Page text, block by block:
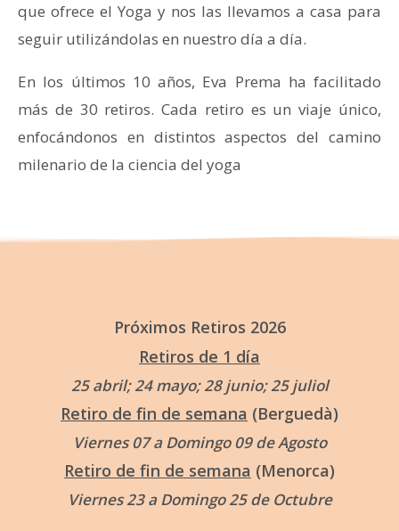
que ofrece el Yoga y nos las llevamos a casa para
seguir utilizándolas en nuestro día a día.
En los últimos 10 años, Eva Prema ha facilitado
más de 30 retiros.Cada retiro es un viaje único,
enfocándonos en distintos aspectos del camino
milenario de la ciencia del yoga
Próximos Retiros 2026
Retiros de 1 día
25 abril; 24 mayo; 28 junio; 25 juliol
Retiro de fin de semana (Berguedà)
Viernes 07 a Domingo 09 de Agosto
Retiro de fin de semana (Menorca)
Viernes 23 a Domingo 25 de Octubre